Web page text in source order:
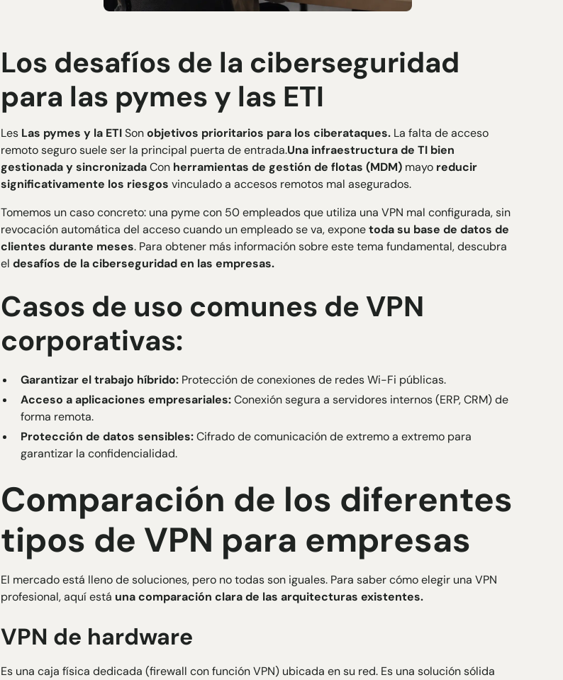
Los desafíos de la ciberseguridad
para las pymes y las ETI
LesLas pymes y la ETISonobjetivos prioritarios para los ciberataques.La falta de acceso
remoto seguro suele ser la principal puerta de entrada.Una infraestructura de TI bien
gestionada y sincronizadaConherramientas de gestión de flotas (MDM)mayo reducir
significativamente los riesgos vinculado a accesos remotos mal asegurados.
Tomemos un caso concreto: una pyme con 50 empleados que utiliza una VPN mal configurada, sin
revocación automática del acceso cuando un empleado se va, exponetoda su base de datos de
clientes durante meses. Para obtener más información sobre este tema fundamental, descubra
el desafíos de la ciberseguridad en las empresas.
Casos de uso comunes de VPN
corporativas:
Garantizar el trabajo híbrido:Protección de conexiones de redes Wi-Fi públicas.
Acceso a aplicaciones empresariales:Conexión segura a servidores internos (ERP, CRM) de
forma remota.
Protección de datos sensibles:Cifrado de comunicación de extremo a extremo para
garantizar la confidencialidad.
Comparación de los diferentes
tipos de VPN para empresas
El mercado está lleno de soluciones, pero no todas son iguales. Para saber cómo elegir una VPN
profesional, aquí está una comparación clara de las arquitecturas existentes.
VPN de hardware
Es una caja física dedicada (firewall con función VPN) ubicada en su red. Es una solución sólida